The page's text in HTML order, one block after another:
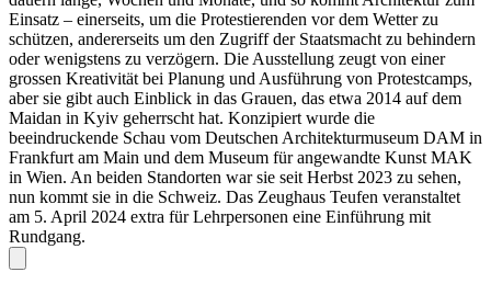
Einsatz – einerseits, um die Protestierenden vor dem Wetter zu
schützen, andererseits um den Zugriff der Staatsmacht zu behindern
oder wenigstens zu verzögern. Die Ausstellung zeugt von einer
grossen Kreativität bei Planung und Ausführung von Protestcamps,
aber sie gibt auch Einblick in das Grauen, das etwa 2014 auf dem
Maidan in Kyiv geherrscht hat. Konzipiert wurde die
beeindruckende Schau vom Deutschen Architekturmuseum DAM in
Frankfurt am Main und dem Museum für angewandte Kunst MAK
in Wien. An beiden Standorten war sie seit Herbst 2023 zu sehen,
nun kommt sie in die Schweiz. Das Zeughaus Teufen veranstaltet
am 5. April 2024 extra für Lehrpersonen eine Einführung mit
Rundgang.